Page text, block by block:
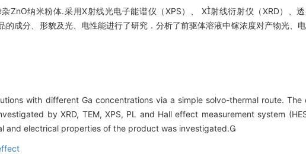
ZnO纳米粉体.采用X射线光电子能谱仪（XPS）、 X射线衍射仪（XRD）、
的成分、形貌及光、电性能进行了研究．分析了前驱体溶液中镓浓度对产物光、
with different Ga concentrations via a simple solvo-thermal route. The
by XRD, TEM, XPS, PL and Hall effect measurement system
and electrical properties of the product was investigated.